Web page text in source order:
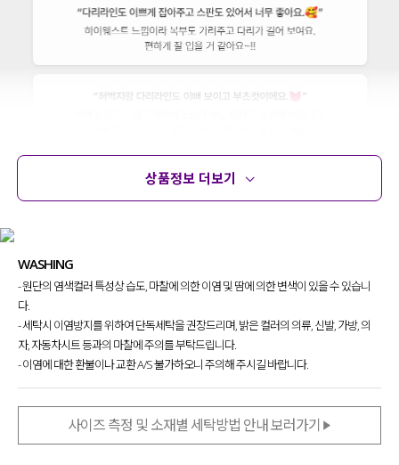
상품정보 더보기
WASHING
- 원단의 염색컬러 특성상 습도, 마찰에 의한 이염 및 땀에 의한 변색이 있을 수 있습니
다.
- 세탁시 이염방지를 위하여 단독세탁을 권장드리며, 밝은 컬러의 의류, 신발, 가방, 의
자, 자동차시트 등과의 마찰에 주의를 부탁드립니다.
- 이염에 대한 환불이나 교환 A/S 불가하오니 주의해 주시길 바랍니다.
사이즈 측정 및 소재별 세탁방법 안내 보러가기